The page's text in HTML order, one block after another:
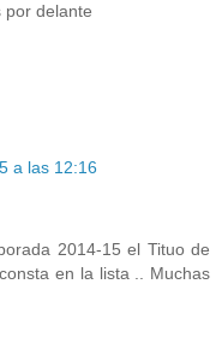
por delante
a las 12:16
2014-15 el Tituo de
en la lista .. Muchas